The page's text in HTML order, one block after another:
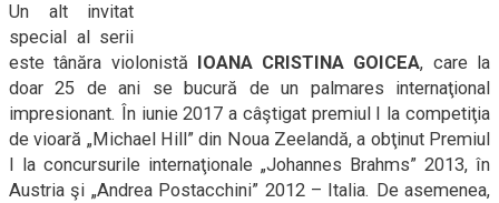
Un alt invitat
special al serii
este tânăra violonistă
IOANA CRISTINA GOICEA, care la
doar 25 de ani se bucură deun palmares internaţional
impresionant. În iunie 2017 a câştigat premiul I la competiţia
de vioară „Michael Hill” din Noua Zeelandă, a obţinut Premiul
I la concursurile internaţionale „Johannes Brahms” 2013, în
Austria şi „Andrea Postacchini” 2012 – Italia. De asemenea,